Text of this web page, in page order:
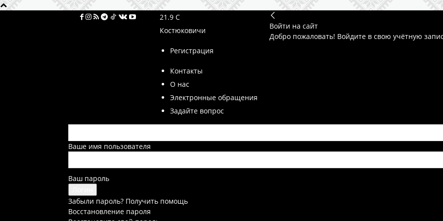
21.9 C
Костюковичи
Регистрация
Контакты
О нас
Электронные обращения
Задайте вопрос
Войти на сайт
Добро пожаловать! Войдите в свою учётную
Ваше имя пользователя
Ваш пароль
Забыли пароль? Получить помощь
Восстановление пароля